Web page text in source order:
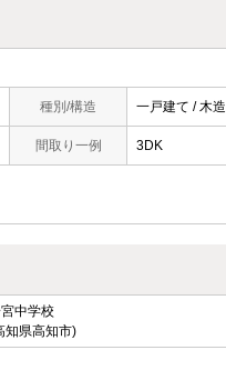
種別/構造 一戸建て / 木造
間取り一例 3DK
中学校
知県高知市)